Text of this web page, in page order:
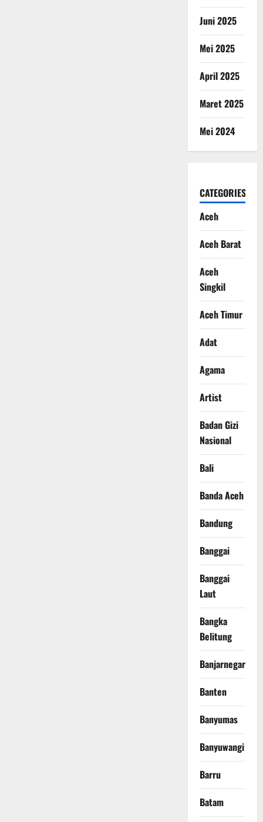
Juni 2025
Mei 2025
April 2025
Maret 2025
Mei 2024
CATEGORIES
Aceh
Aceh Barat
Aceh
Singkil
Aceh Timur
Adat
Agama
Artist
Badan Gizi
Nasional
Bali
Banda Aceh
Bandung
Banggai
Banggai
Laut
Bangka
Belitung
Banjarnegara
Banten
Banyumas
Banyuwangi
Barru
Batam